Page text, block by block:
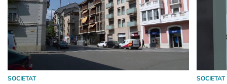
SOCIETAT SOCIETAT